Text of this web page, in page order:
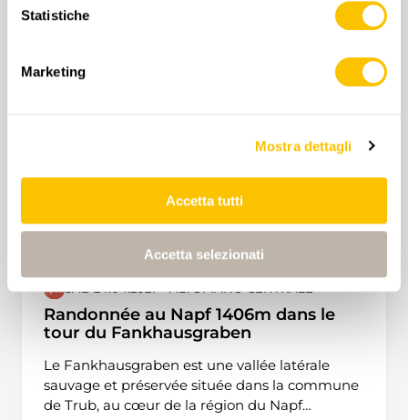
Statistiche
Marketing
Mostra dettagli
Accetta tutti
Accetta selezionati
aurons également une magnifique vue sur le
Creux du Van et le Val de Travers. Ensuite nous
Jura neuchâtelois en passant par la Petite et
Grande Ecoeurne. Nous nous arrêterons au lieu
dit le Bélvedère pour admirer le Littoral. Nous
SAB 24.04.2027 • ALTOPIANO CENTRALE
Randonnée au Napf 1406m dans le
tour du Fankhausgraben
Le Fankhausgraben est une vallée latérale
sauvage et préservée située dans la commune
de Trub, au cœur de la région du Napf